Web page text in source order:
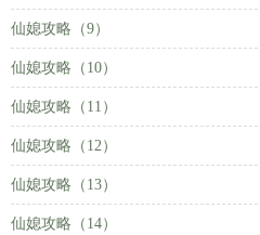
仙媳攻略（9）
仙媳攻略（10）
仙媳攻略（11）
仙媳攻略（12）
仙媳攻略（13）
仙媳攻略（14）